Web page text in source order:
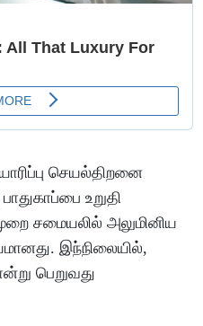
செயல்திறனை
உறுதி
சமையலில் அலுமினிய
இந்நிலையில்,
பெறுவது